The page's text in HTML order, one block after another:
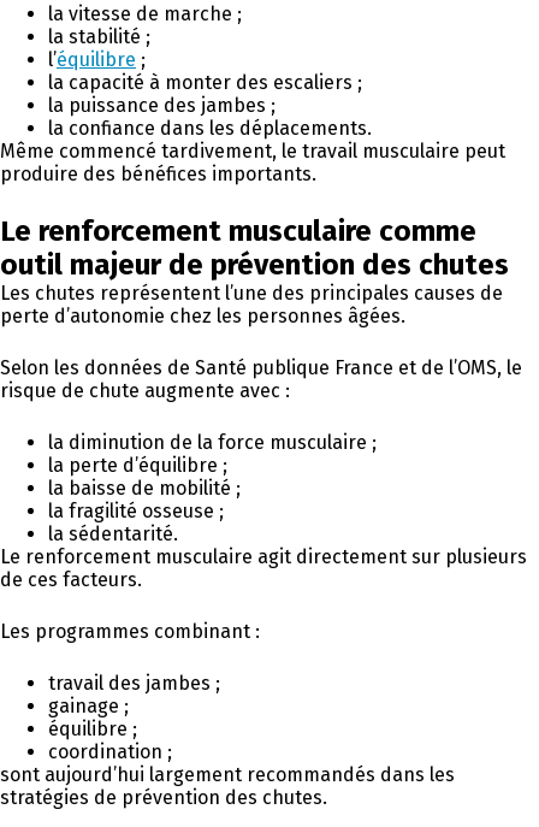
la vitesse de marche ;
la stabilité ;
l’équilibre ;
la capacité à monter des escaliers ;
la puissance des jambes ;
la confiance dans les déplacements.
Même commencé tardivement, le travail musculaire peut
produire des bénéfices importants.
Le renforcement musculaire comme
outil majeur de prévention des chutes
Les chutes représentent l’une des principales causes de
perte d’autonomie chez les personnes âgées.
Selon les données de Santé publique France et de l’OMS, le
risque de chute augmente avec :
la diminution de la force musculaire ;
la perte d’équilibre ;
la baisse de mobilité ;
la fragilité osseuse ;
la sédentarité.
Le renforcement musculaire agit directement sur plusieurs
de ces facteurs.
Les programmes combinant :
travail des jambes ;
gainage ;
équilibre ;
coordination ;
sont aujourd’hui largement recommandés dans les
stratégies de prévention des chutes.